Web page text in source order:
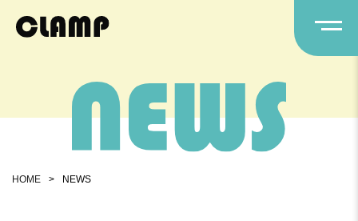
HOME > NEWS